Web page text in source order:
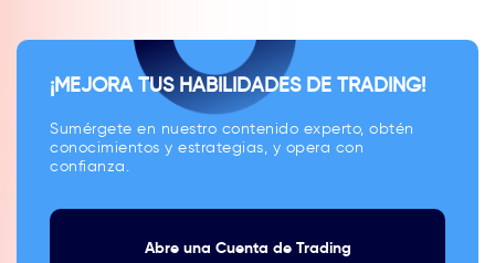
¡MEJORA TUS HABILIDADES DE TRADING!
Sumérgete en nuestro contenido experto, obtén
conocimientos y estrategias, y opera con
confianza.
Abre una Cuenta de Trading